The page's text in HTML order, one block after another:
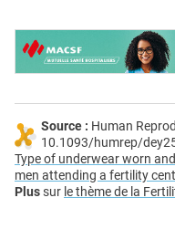
Source : Human
10.1093/humrep/
Type of underwear worn
men attending a fertility
Plussur le thème de la